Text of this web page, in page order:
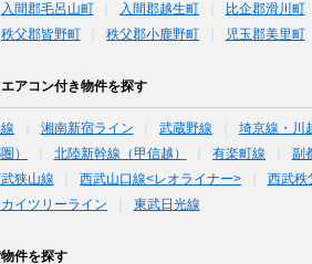
入間郡毛呂山町 入間郡越生町 比企郡滑川町
秩父郡皆野町 秩父郡小鹿野町 児玉郡美里町
アコン付き物件を探す
湘南新宿ライン 武蔵野線 埼京線・川
）
北陸新幹線（甲信越） 有楽町線 副
狭山線 西武山口線<レオライナー> 西武秩
イツリーライン
東武日光線
件を探す